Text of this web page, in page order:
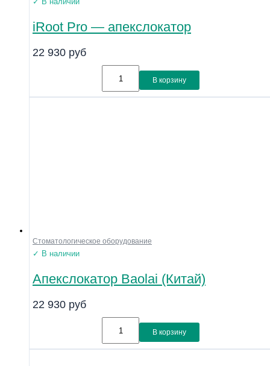
iRoot Pro — апекслокатор
22 930 руб
В корзину
Стоматологическое оборудование
✓ В наличии
Апекслокатор Baolai (Китай)
22 930 руб
В корзину